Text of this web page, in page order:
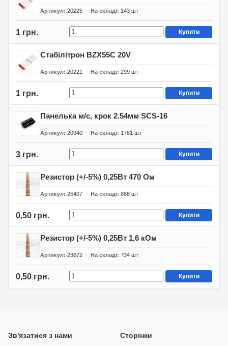
Артикул 20225 На складі 143 шт
1 грн. Купити
Стабілітрон BZX55C 20V
Артикул 20221 На складі 299 шт
1 грн. Купити
Панелька м/с, крок 2.54мм SCS-16
Артикул 20940 На складі 1781 шт
3 грн. Купити
Резистор (+/-5%) 0,25Вт 470 Ом
Артикул 25407 На складі 868 шт
0,50 грн. Купити
Резистор (+/-5%) 0,25Вт 1,6 кОм
Артикул 23672 На складі 734 шт
0,50 грн. Купити
Зв'язатися з нами Сторінки